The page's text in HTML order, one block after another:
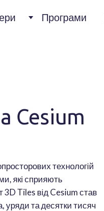
Програми
Cesium
технологій
які сприяють
Tiles від Cesium став
уряди та десятки тисяч